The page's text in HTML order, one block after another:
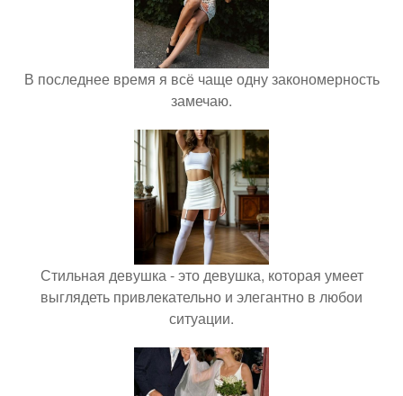
В последнее время я всё чаще одну закономерность
замечаю.
Стильная девушка - это девушка, которая умеет
выглядеть привлекательно и элегантно в любои
ситуации.